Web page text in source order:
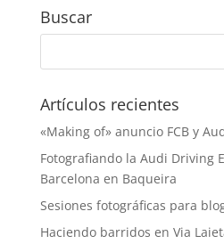
Buscar
Artículos recientes
«Making of» anuncio FCB y
Fotografiando la Audi Driving
Barcelona en Baqueira
Sesiones fotográficas para
Haciendo barridos en Via